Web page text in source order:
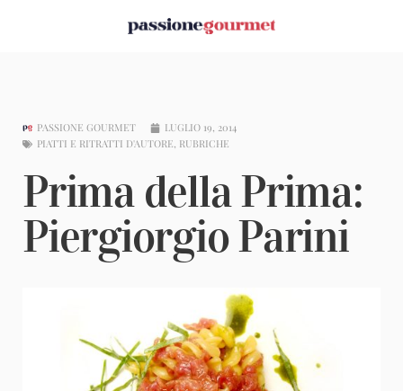
PASSIONE GOURMET
LUGLIO 19, 2014
PIATTI E RITRATTI D'AUTORE, RUBRICHE
Prima della Prima:
Piergiorgio Parini